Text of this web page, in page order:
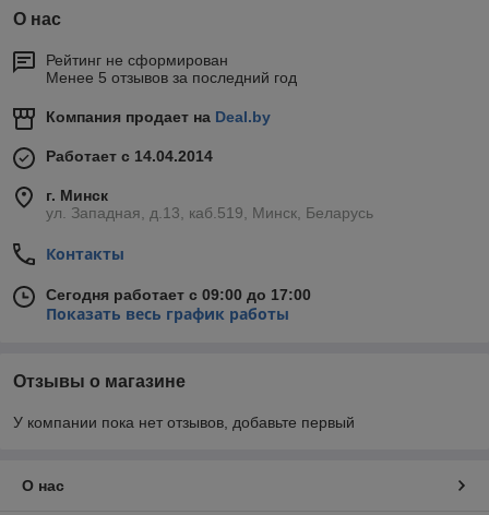
О нас
Рейтинг не сформирован
Менее 5 отзывов за последний год
Компания продает на Deal.by
Работает с 14.04.2014
г. Минск
ул. Западная, д.13, каб.519, Минск, Беларусь
Контакты
Сегодня работает с 09:00 до 17:00
Показать весь график работы
Отзывы о магазине
У компании пока нет отзывов, добавьте первый
О нас